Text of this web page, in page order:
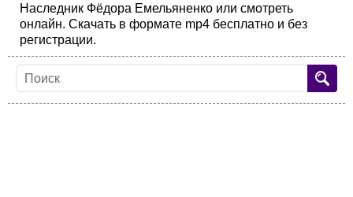
Наследник Фёдора Емельяненко или смотреть
онлайн. Скачать в формате mp4 бесплатно и без
регистрации.